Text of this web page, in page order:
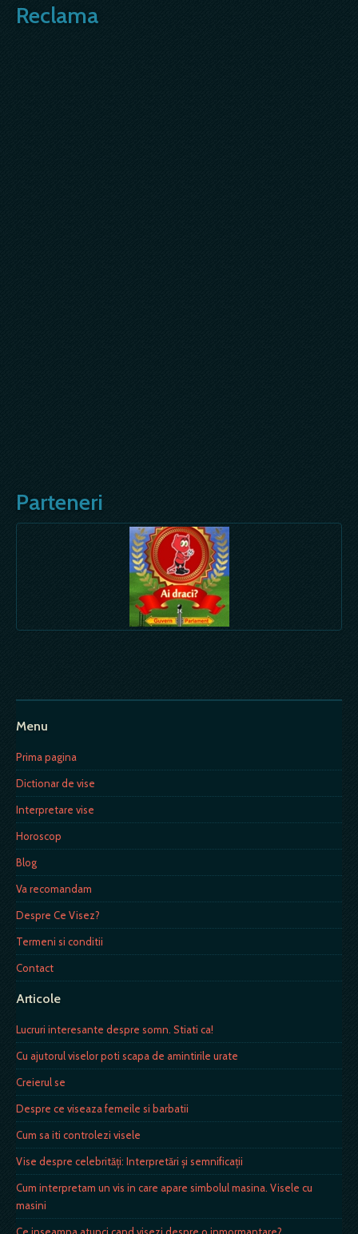
Reclama
Parteneri
Menu
Prima pagina
Dictionar de vise
Interpretare vise
Horoscop
Blog
Va recomandam
Despre Ce Visez?
Termeni si conditii
Contact
Articole
Lucruri interesante despre somn. Stiati ca!
Cu ajutorul viselor poti scapa de amintirile urate
Creierul se
Despre ce viseaza femeile si barbatii
Cum sa iti controlezi visele
Vise despre celebrități: Interpretări și semnificații
Cum interpretam un vis in care apare simbolul masina. Visele cu
masini